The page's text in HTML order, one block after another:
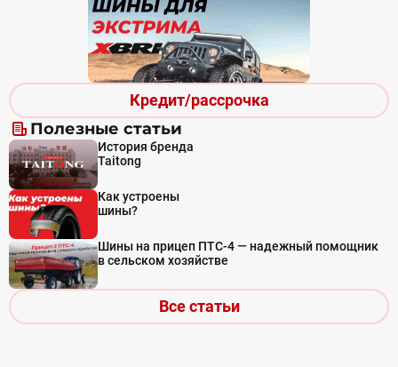
Кредит/рассрочка
Полезные статьи
История бренда
Taitong
Как устроены
шины?
Шины на прицеп ПТС-4 — надежный помощник
в сельском хозяйстве
Все статьи